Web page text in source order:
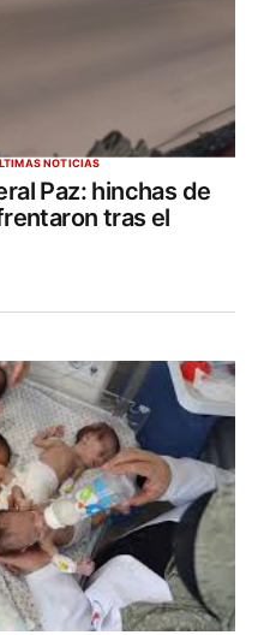
NOTICIAS
Paz: hinchas de
tras el